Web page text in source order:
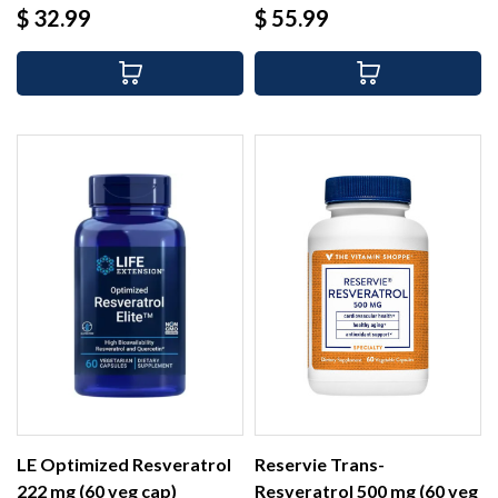
Precio
$ 32.99 Precio
$ 55.99
LE Optimized Resveratrol
222 mg (60 veg cap)
Reservie Trans-
Resveratrol 500 mg (60 veg